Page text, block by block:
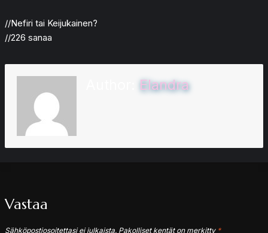
//Nefiri tai Keijukainen?
//226 sanaa
Elandra
Vastaa
Sähköpostiosoitettasi ei julkaista. Pakolliset kentät on merkitty *